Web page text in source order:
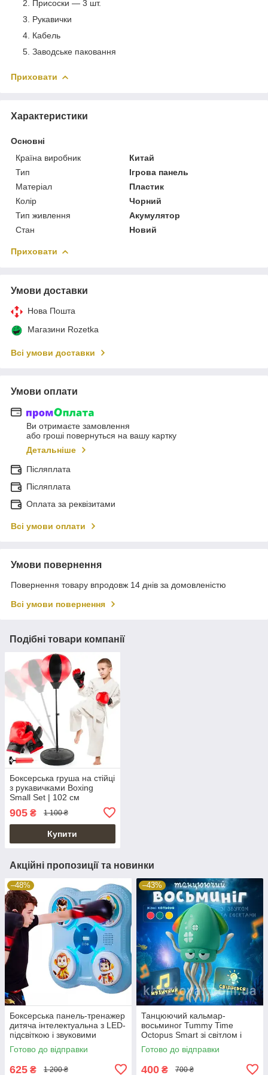
Присоски — 3 шт.
Рукавички
Кабель
Заводське паковання
Приховати
Характеристики
Основні
Країна виробник
Китай
Тип
Ігрова панель
Матеріал
Пластик
Колір
Чорний
Тип живлення
Акумулятор
Стан
Новий
Приховати
Умови доставки
Нова Пошта
Магазини Rozetka
Всі умови доставки
Умови оплати
Ви отримаєте замовлення
або гроші повернуться на вашу картку
Детальніше
Післяплата
Післяплата
Оплата за реквізитами
Всі умови оплати
Умови повернення
Повернення товару впродовж 14 днів за домовленістю
Всі умови повернення
Подібні товари компанії
Боксерська груша на стійці
з рукавичками Boxing
Small Set | 102 см
905 ₴ 1 100 ₴
Купити
Акційні пропозиції та новинки
–48%
Боксерська панель-тренажер
дитяча інтелектуальна з LED-
підсвіткою і звуковими
ефектами
Готово до відправки
625 ₴ 1 200 ₴
–43%
Танцюючий кальмар-
восьминог Tummy Time
Octopus Smart зі світлом і
музикою
Готово до відправки
400 ₴ 700 ₴